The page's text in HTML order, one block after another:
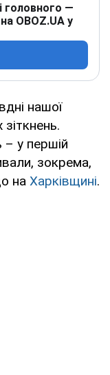
головного —
OBOZ.UA у
нашої
– у першій
зокрема,
на Харківщині.